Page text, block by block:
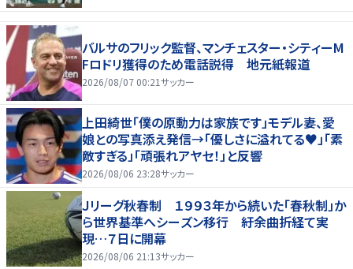
バルサのフリック監督、マンチェスター・シティーM
Fロドリ獲得のため電話説得 地元紙報道
2026/08/07 00:21サッカー
上田綺世「僕の原動力は家族です」モデル妻、愛
娘との写真添え発信→「優しさに溢れてる♥」「素
敵すぎる」「頑張れアヤセ！」と反響
2026/08/06 23:28サッカー
Ｊリーグ秋春制 １９９３年から続いた「春秋制」か
ら世界基準へシーズン移行 紆余曲折経て実
現…７日に開幕
2026/08/06 21:13サッカー